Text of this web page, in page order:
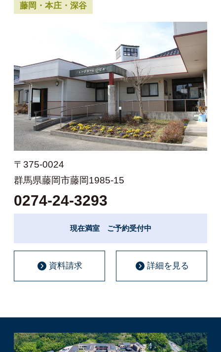
藤岡・本庄・深谷
〒375-0024
群馬県藤岡市藤岡1985-15
0274-24-3293
現在満室 ご予約受付中
資料請求 詳細を見る